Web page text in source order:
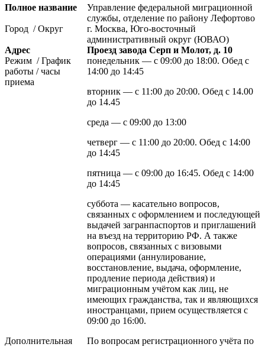
Полное название
Управление федеральной миграционной
службы, отделение по району Лефортово
Город / Округ
г. Москва, Юго-восточный
административный округ (ЮВАО)
Адрес
Проезд завода Серп и Молот, д. 10
Режим / График
работы / часы
приема
понедельник — с 09:00 до 18:00. Обед с
14:00 до 14:45
вторник — с 11:00 до 20:00. Обед с 14.00
до 14.45
среда — с 09:00 до 13:00
четверг — с 11:00 до 20:00. Обед с 14:00
до 14:45
пятница — с 09:00 до 16:45. Обед с 14:00
до 14:45
суббота — касательно вопросов,
связанных с оформлением и последующей
выдачей загранпаспортов и приглашений
на въезд на территорию РФ. А также
вопросов, связанных с визовыми
операциями (аннулирование,
восстановление, выдача, оформление,
продление периода действия) и
миграционным учётом как лиц, не
имеющих гражданства, так и являющихся
иностранцами, прием осуществляется с
09:00 до 16:00.
Дополнительная
По вопросам регистрационного учёта по